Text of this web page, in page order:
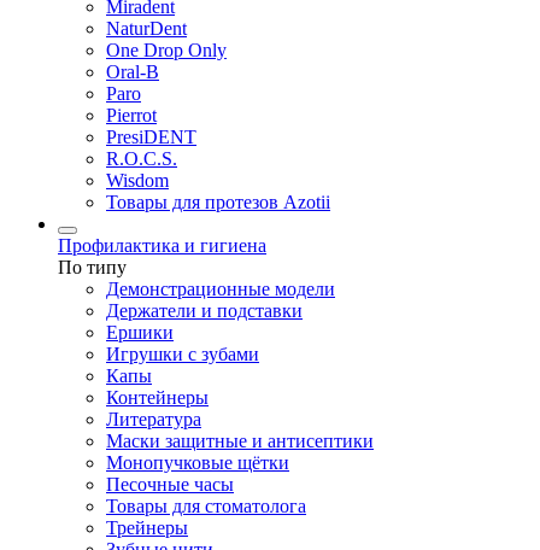
Miradent
NaturDent
One Drop Only
Oral-B
Paro
Pierrot
PresiDENT
R.O.C.S.
Wisdom
Товары для протезов Azotii
Профилактика и гигиена
По типу
Демонстрационные модели
Держатели и подставки
Ершики
Игрушки с зубами
Капы
Контейнеры
Литература
Маски защитные и антисептики
Монопучковые щётки
Песочные часы
Товары для стоматолога
Трейнеры